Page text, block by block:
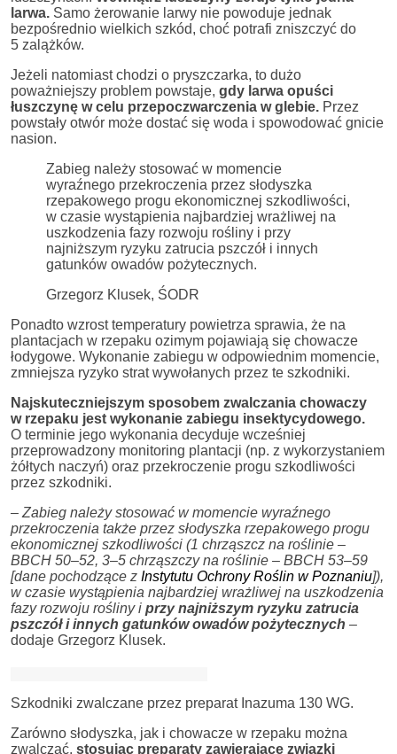
larwa. Samo żerowanie larwy nie powoduje jednak
bezpośrednio wielkich szkód, choć potrafi zniszczyć do
5 zalążków.
Jeżeli natomiast chodzi o pryszczarka, to dużo
poważniejszy problem powstaje, gdy larwa opuści
łuszczynę w celu przepoczwarczenia w glebie. Przez
powstały otwór może dostać się woda i spowodować gnicie
nasion.
Zabieg należy stosować w momencie
wyraźnego przekroczenia przez słodyszka
rzepakowego progu ekonomicznej szkodliwości,
w czasie wystąpienia najbardziej wrażliwej na
uszkodzenia fazy rozwoju rośliny i przy
najniższym ryzyku zatrucia pszczół i innych
gatunków owadów pożytecznych.
Grzegorz Klusek, ŚODR
Ponadto wzrost temperatury powietrza sprawia, że na
plantacjach w rzepaku ozimym pojawiają się chowacze
łodygowe. Wykonanie zabiegu w odpowiednim momencie,
zmniejsza ryzyko strat wywołanych przez te szkodniki.
Najskuteczniejszym sposobem zwalczania chowaczy
w rzepaku jest wykonanie zabiegu insektycydowego.
O terminie jego wykonania decyduje wcześniej
przeprowadzony monitoring plantacji (np. z wykorzystaniem
żółtych naczyń) oraz przekroczenie progu szkodliwości
przez szkodniki.
– Zabieg należy stosować w momencie wyraźnego
przekroczenia także przez słodyszka rzepakowego progu
ekonomicznej szkodliwości (1 chrząszcz na roślinie –
BBCH 50–52, 3–5 chrząszczy na roślinie – BBCH 53–59
[dane pochodzące z Instytutu Ochrony Roślin w Poznaniu]),
w czasie wystąpienia najbardziej wrażliwej na uszkodzenia
fazy rozwoju rośliny i przy najniższym ryzyku zatrucia
pszczół i innych gatunków owadów pożytecznych –
dodaje Grzegorz Klusek.
Szkodniki zwalczane przez preparat Inazuma 130 WG.
Zarówno słodyszka, jak i chowacze w rzepaku można
zwalczać, stosując preparaty zawierające związki